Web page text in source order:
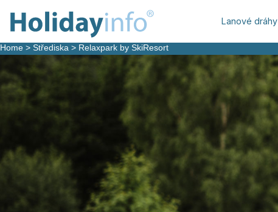
Lanové dráhy
Home > Střediska > Relaxpark by SkiResort